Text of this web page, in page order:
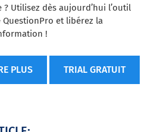
Utilisez dès aujourd’hui l’outil
QuestionPro et libérez la
!
PLUS TRIAL GRATUIT